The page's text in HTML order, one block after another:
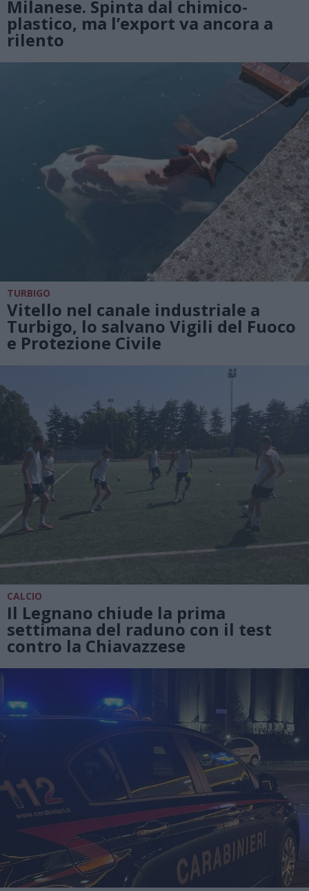
Milanese. Spinta dal chimico-
plastico, ma l’export va ancora a
rilento
TURBIGO
Vitello nel canale industriale a
Turbigo, lo salvano Vigili del Fuoco
e Protezione Civile
CALCIO
Il Legnano chiude la prima
settimana del raduno con il test
contro la Chiavazzese